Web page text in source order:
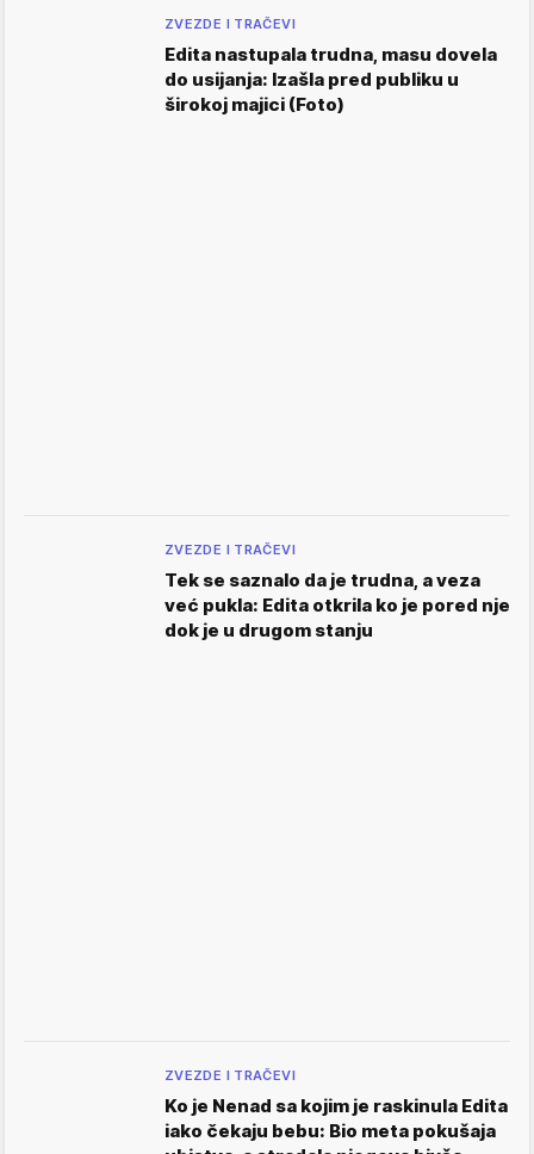
ZVEZDE I TRAČEVI
Edita nastupala trudna, masu dovela
do usijanja: Izašla pred publiku u
širokoj majici (Foto)
ZVEZDE I TRAČEVI
Tek se saznalo da je trudna, a veza
već pukla: Edita otkrila ko je pored nje
dok je u drugom stanju
ZVEZDE I TRAČEVI
Ko je Nenad sa kojim je raskinula Edita
iako čekaju bebu: Bio meta pokušaja